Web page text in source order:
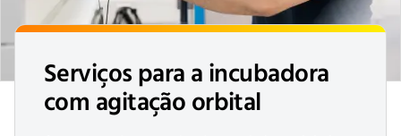
Serviços para a incubadora
com agitação orbital